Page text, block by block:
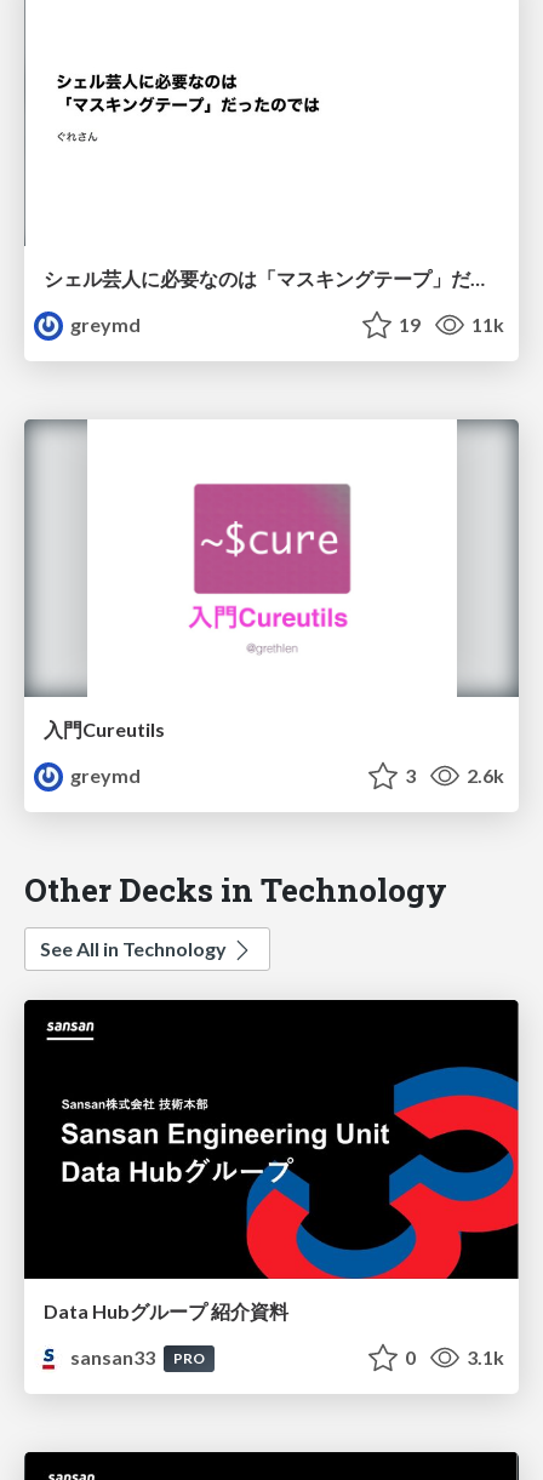
シェル芸人に必要なのは「マスキングテープ」だったのでは
greymd
19 11k
入門Cureutils
greymd
3 2.6k
Other Decks in Technology
See All in Technology
Data Hubグループ 紹介資料
sansan33
PRO 0 3.1k